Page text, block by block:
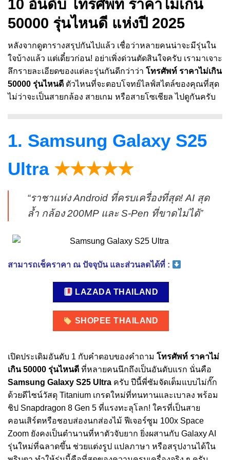
10 อันดับ โทรศัพท์ ราคาไม่เกิน
50000 รุ่นไหนดี แห่งปี 2025
หลังจากดูตารางสรุปกันไปแล้ว เชื่อว่าหลายคนน่าจะมีรุ่นใน
ใจบ้างแล้ว แต่เดี๋ยวก่อน! อย่าเพิ่งด่วนตัดสินใจครับ เรามาเจาะ
ลึกรายละเอียดของแต่ละรุ่นกันดีกว่าว่า โทรศัพท์ ราคาไม่เกิน
50000 รุ่นไหนดี ตัวไหนที่จะตอบโจทย์ไลฟ์สไตล์ของคุณที่สุด
ไม่ว่าจะเป็นสายกล้อง สายเกม หรือสายโซเชียล ไปดูกันครับ
1. Samsung Galaxy S25
Ultra ★★★★★
“ราชาแห่ง Android ที่ครบเครื่องที่สุด! AI สุด
ล้ำ กล้อง 200MP และ S-Pen ที่ขาดไม่ได้”
สามารถเช็คราคา ณ ปัจจุบัน และส่วนลดได้ที่ :
LAZADA THAILAND
SHOPEE THAILAND
เปิดประเดิมอันดับ 1 กับคำตอบของคำถาม โทรศัพท์ ราคาไม่
เกิน 50000 รุ่นไหนดี ที่หลายคนนึกถึงเป็นอันดับแรก นั่นคือ
Samsung Galaxy S25 Ultra ครับ ปีนี้พี่ซัมจัดเต็มแบบไม่กั๊ก
ด้วยดีไซน์วัสดุ Titanium เกรดใหม่ที่ทนทานและเบาลง พร้อม
ชิป Snapdragon 8 Gen 5 ที่แรงทะลุโลก! ใครที่เป็นสาย
คอนเสิร์ตหรือชอบส่องนกส่องไม้ ฟีเจอร์ซูม 100x Space
Zoom ยังคงเป็นตำนานที่หาตัวจับยาก ยิ่งผสานกับ Galaxy AI
รุ่นใหม่ที่ฉลาดขึ้น ช่วยแต่งรูป แปลภาษา หรือสรุปงานได้ใน